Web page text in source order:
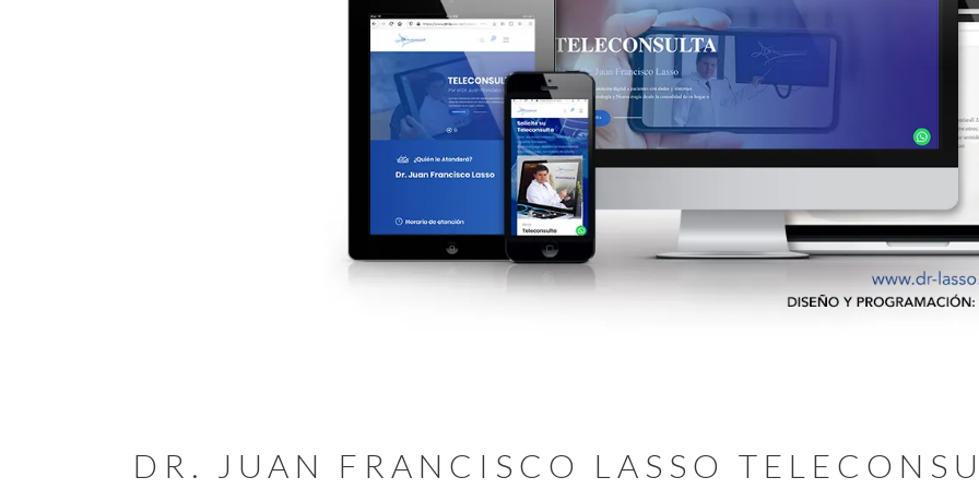
DR. JUAN FRANCISCO LASSO